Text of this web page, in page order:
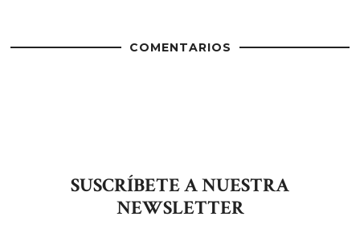
COMENTARIOS
SUSCRÍBETE A NUESTRA
NEWSLETTER